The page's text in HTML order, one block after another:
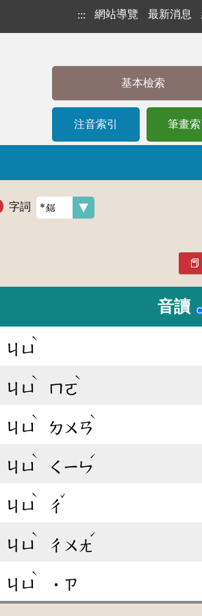
::: 網站導覽 最新消息
基本檢索
注音索引 筆畫索
字詞
音讀
ㄐㄩ
ˋ
ㄐㄩ
ˋ
ㄇㄛ
ˋ
ㄐㄩ
ˋ
ㄉㄨㄢ
ˋ
ㄐㄩ
ˋ
ㄑㄧㄣ
ˊ
ㄐㄩ
ˋ
ㄔ
ˇ
ㄐㄩ
ˋ
ㄔㄨㄤ
ˊ
ㄐㄩ
ˋ
˙ㄗ